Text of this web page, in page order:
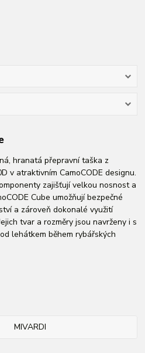
hranatá přepravní taška z
v atraktivním CamoCODE designu.
zajišťují velkou nosnost a
Cube umožňují bezpečné
a zároveň dokonalé využití
tvar a rozměry jsou navrženy i s
lehátkem během rybářských
MIVARDI